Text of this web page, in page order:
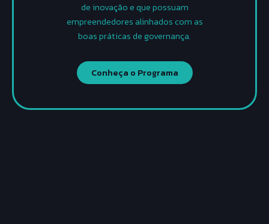
de inovação e que possuam
empreendedores alinhados com as
boas práticas de governança.
Conheça o Programa